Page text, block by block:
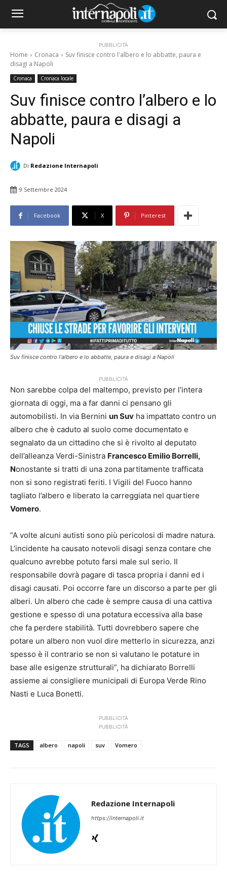
PUBBLICITÀ
Home Cronaca
Suv finisce contro l'albero e lo abbatte, paura e
disagi a Napoli
Cronaca Cronaca locale
Suv finisce contro l’albero e lo
abbatte, paura e disagi a
Napoli
Di Redazione Internapoli
9 Settembre 2024
Facebook X Pinterest
Suv finisce contro l'albero e lo abbatte, paura e disagi a Napoli
PUBBLICITÀ
Non sarebbe colpa del maltempo, previsto per l’intera
giornata di oggi, ma a far danni ci pensano gli
automobilisti. In via Bernini un Suv ha impattato contro un
albero che è caduto al suolo come documentato e
segnalato da un cittadino che si è rivolto al deputato
dell’alleanza Verdi-Sinistra Francesco Emilio Borrelli,
Nonostante si tratti di una zona partitamente trafficata
non si sono registrati feriti. I Vigili del Fuoco hanno
tagliato l’albero e liberato la carreggiata nel quartiere
Vomero.
“A volte alcuni autisti sono più pericolosi di madre natura.
L’incidente ha causato notevoli disagi senza contare che
qualcuno avrebbe potuto farsi male sul serio. Il
responsabile dovrà pagare di tasca propria i danni ed i
disagi causati. Poi occorre fare un discorso a parte per gli
alberi. Un albero che cade è sempre causa di una cattiva
gestione e spesso di una potatura eccessiva alla base
che fa perdere stabilità. Tutti dovrebbero sapere che
potare un albero non vuol dire metterlo in sicurezza, anzi
spesso è il contrario se non si valutano le potature in
base alle esigenze strutturali”, ha dichiarato Borrelli
assieme ai consigliere municipali di Europa Verde Rino
Nasti e Luca Bonetti.
PUBBLICITÀ
PUBBLICITÀ
TAGS albero napoli suv Vomero
Redazione Internapoli
https://internapoli.it